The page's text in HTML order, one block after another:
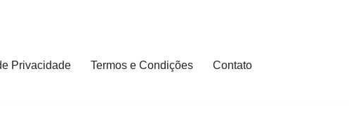
Privacidade Termos e Condições
Contato